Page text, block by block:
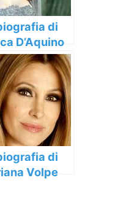
di
D’Aquino
di
Volpe